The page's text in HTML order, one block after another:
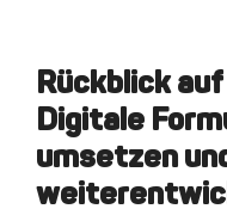
Rückblick
Digitale
umsetzen